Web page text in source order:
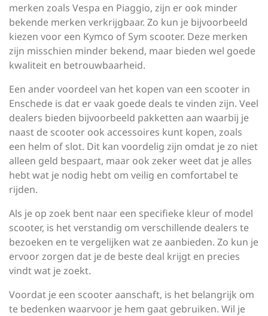
merken zoals Vespa en Piaggio, zijn er ook minder
bekende merken verkrijgbaar. Zo kun je bijvoorbeeld
kiezen voor een Kymco of Sym scooter. Deze merken
zijn misschien minder bekend, maar bieden wel goede
kwaliteit en betrouwbaarheid.
Een ander voordeel van het kopen van een scooter in
Enschede is dat er vaak goede deals te vinden zijn. Veel
dealers bieden bijvoorbeeld pakketten aan waarbij je
naast de scooter ook accessoires kunt kopen, zoals
een helm of slot. Dit kan voordelig zijn omdat je zo niet
alleen geld bespaart, maar ook zeker weet dat je alles
hebt wat je nodig hebt om veilig en comfortabel te
rijden.
Als je op zoek bent naar een specifieke kleur of model
scooter, is het verstandig om verschillende dealers te
bezoeken en te vergelijken wat ze aanbieden. Zo kun je
ervoor zorgen dat je de beste deal krijgt en precies
vindt wat je zoekt.
Voordat je een scooter aanschaft, is het belangrijk om
te bedenken waarvoor je hem gaat gebruiken. Wil je